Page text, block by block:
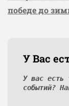
победе до
У Вас
У вас есть
событий?